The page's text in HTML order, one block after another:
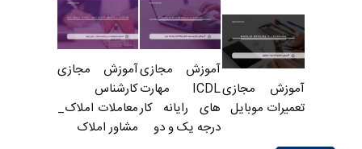
آموزش مجازی
تعمیرات موبایل
آموزش مجازی
ICDL مهارت
های رایانه کار
درجه یک و دو
آموزش مجازی
کارشناس
معاملات املاک_
مشاور املاک